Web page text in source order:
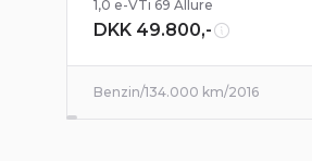
1,0 e-VTi 69 Allure
DKK 49.800,-
Benzin/134.000 km/2016